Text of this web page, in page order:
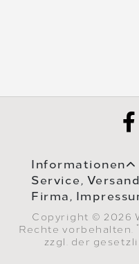
Informationen
Service,
Firma,
Copyright © 2026
Rechte vorbehalten.
*
zzgl. der